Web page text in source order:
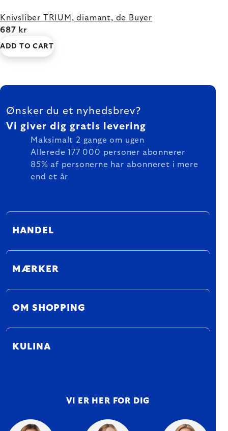
Knivsliber TRIUM, diamant, de Buyer
687 kr
ADD TO CART
FOOTER
Ønsker du et nyhedsbrev?
Vi giver dig gratis levering
Maksimalt 2 gange om ugen
Allerede 177 000 personer abonnerer
85% af personerne har abonneret i mere
end et år
HANDEL
MÆRKER
OM SHOPPING
KULINA
VI ER HER FOR DIG